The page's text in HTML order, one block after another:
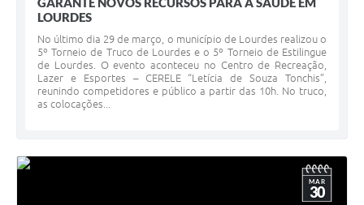
LOURDES
No último dia 29 de março, o município de Lourdes realizou o
5º Torneio de Truco de Lourdes e o 5º Torneio de Estilingue
de Lourdes. O evento aconteceu no Centro de Recreação,
Lazer e Esportes – CERELE “Letícia de Souza Tonchis”,
reunindo competidores e público a partir das 10h. No truco,
as colocações...
MAR
30